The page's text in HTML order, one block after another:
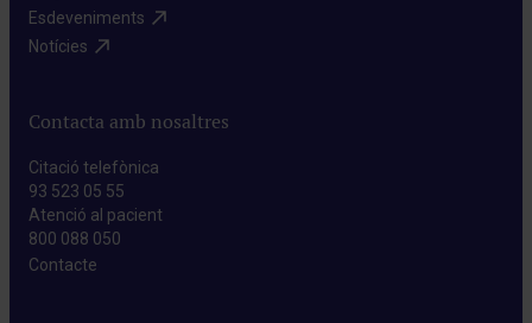
Esdeveniments​
Notícies​
Contacta amb nosaltres
Citació telefònica
93 523 05 55
Atenció al pacient
800 088 050
Contacte​